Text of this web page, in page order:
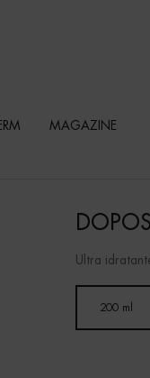
MAGAZINE
Ultra
Selected
200 ml
, 1 of 2